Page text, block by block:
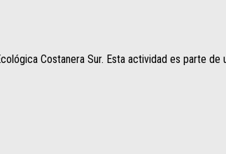
Costanera Sur. Esta actividad es parte de